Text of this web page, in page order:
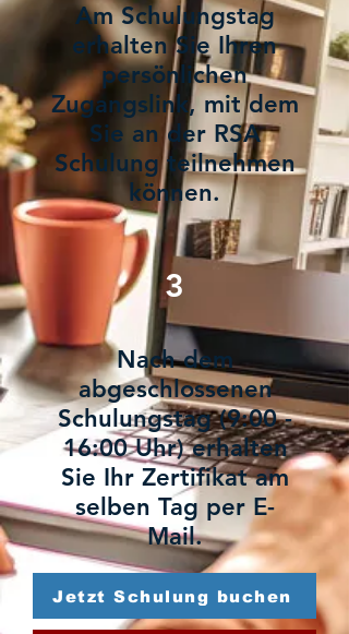
Am Schulungstag
erhalten Sie Ihren
persönlichen
Zugangslink, mit dem
Sie an der RSA
Schulung teilnehmen
können.
3
Nach dem
abgeschlossenen
Schulungstag (9:00 -
16:00 Uhr) erhalten
Sie Ihr Zertifikat am
selben Tag per E-
Mail.
Jetzt Schulung buchen